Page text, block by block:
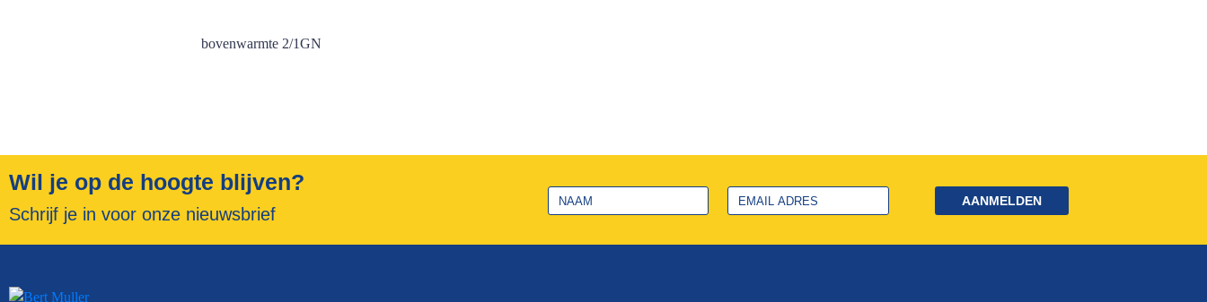
bovenwarmte 2/1GN
Wil je op de hoogte blijven?
Schrijf je in voor onze nieuwsbrief
AANMELDEN